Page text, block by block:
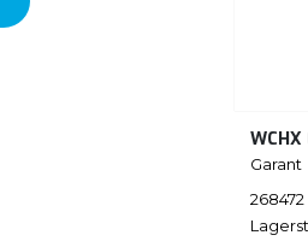
Garant
268472